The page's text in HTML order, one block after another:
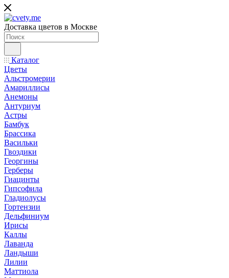
Доставка цветов в Москве
Каталог
Цветы
Альстромерии
Амариллисы
Анемоны
Антуриум
Астры
Бамбук
Брассика
Васильки
Гвоздики
Георгины
Герберы
Гиацинты
Гипсофила
Гладиолусы
Гортензии
Дельфиниум
Ирисы
Каллы
Лаванда
Ландыши
Лилии
Маттиола